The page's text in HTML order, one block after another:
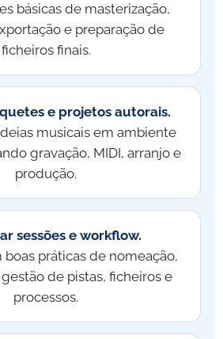
básicas de masterização,
e preparação de
ficheiros finais.
e projetos autorais.
musicais em ambiente
gravação, MIDI, arranjo e
produção.
sessões e workflow.
boas práticas de nomeação,
de pistas, ficheiros e
processos.